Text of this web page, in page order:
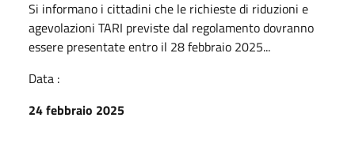
Si informano i cittadini che le richieste di riduzioni e
agevolazioni TARI previste dal regolamento dovranno
essere presentate entro il 28 febbraio 2025...
Data :
24 febbraio 2025